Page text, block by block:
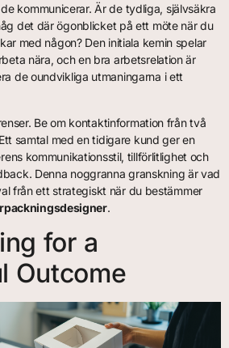
kommunicerar. Är de tydliga, självsäkra
det där ögonblicket på ett möte när du
med någon? Den initiala kemin spelar
nära, och en bra arbetsrelation är
de oundvikliga utmaningarna i ett
Be om kontaktinformation från två
samtal med en tidigare kund ger en
kommunikationsstil, tillförlitlighet och
Denna noggranna granskning är vad
från ett strategiskt när du bestämmer
.
for a
Outcome